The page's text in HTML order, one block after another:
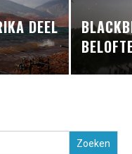
DEEL